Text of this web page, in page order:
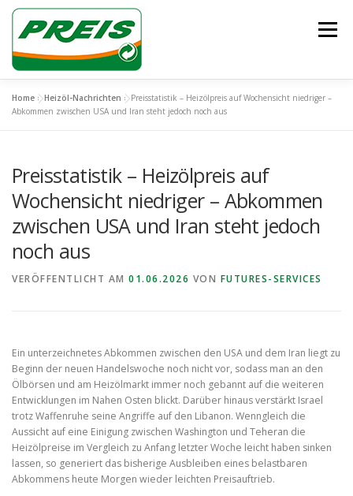
Zum
springen
Menü
ÜBER UNS HEIZÖL/DIESEL ENTSORGUNG
UNSER TEAM KONTAKT
Home »Heizöl-Nachrichten »Preisstatistik – Heizölpreis auf Wochensicht niedriger –
Abkommen zwischen USA und Iran steht jedoch noch aus
Preisstatistik – Heizölpreis auf
Wochensicht niedriger – Abkommen
zwischen USA und Iran steht jedoch
noch aus
VERÖFFENTLICHT AM 01.06.2026 VON FUTURES-SERVICES
Ein unterzeichnetes Abkommen zwischen den USA und dem Iran liegt zu
Beginn der neuen Handelswoche noch nicht vor, sodass man an den
Ölbörsen und am Heizölmarkt immer noch gebannt auf die weiteren
Entwicklungen im Nahen Osten blickt. Darüber hinaus verstärkt Israel
trotz Waffenruhe seine Angriffe auf den Libanon. Wenngleich die
Aussicht auf eine Einigung zwischen Washington und Teheran die
Heizölpreise im Vergleich zu Anfang letzter Woche leicht haben sinken
lassen, so generiert das bisherige Ausbleiben eines belastbaren
Abkommens heute Morgen wieder leichten Preisauftrieb.